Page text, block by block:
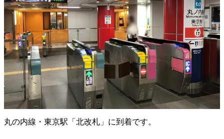
丸の内線・東京駅「北改札」に到着です。